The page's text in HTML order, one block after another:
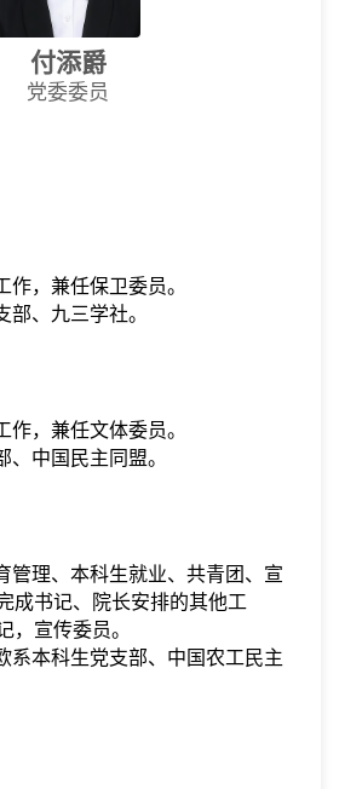
付添爵
党委委员
作，兼任保卫委员。
部、九三学社。
作，兼任文体委员。
、中国民主同盟。
管理、本科生就业、共青团、宣
成书记、院长安排的其他工
，宣传委员。
系本科生党支部、中国农工民主